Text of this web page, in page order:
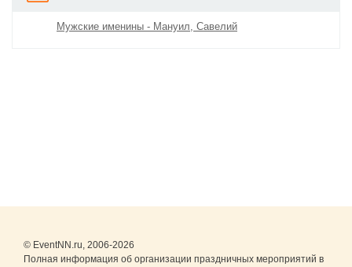
Мужские именины - Мануил, Савелий
© EventNN.ru, 2006-2026
Полная информация об организации праздничных мероприятий в